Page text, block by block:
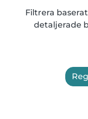
Filtrera
detaljerade